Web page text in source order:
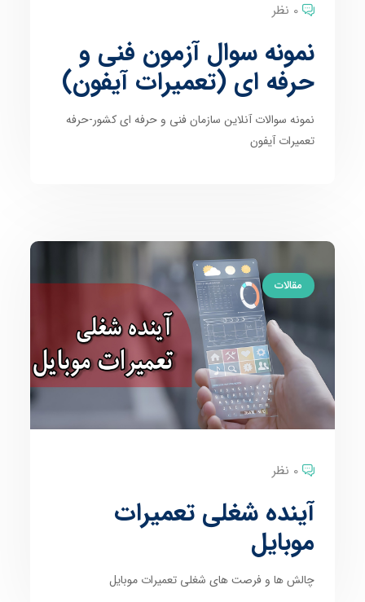
0 نظر
نمونه سوال آزمون فنی و
حرفه ای (تعمیرات آیفون)
نمونه سوالات آنلاین سازمان فنی و حرفه ای کشور-حرفه
تعمیرات آیفون
مقالات
0 نظر
آینده شغلی تعمیرات
موبایل
چالش ها و فرصت های شغلی تعمیرات موبایل